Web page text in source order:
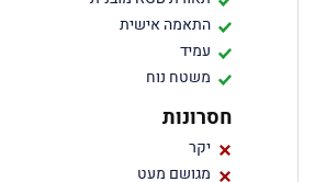
התאמה אישית
עמיד
משטח נוח
חסרונות
יקר
מגושם מעט